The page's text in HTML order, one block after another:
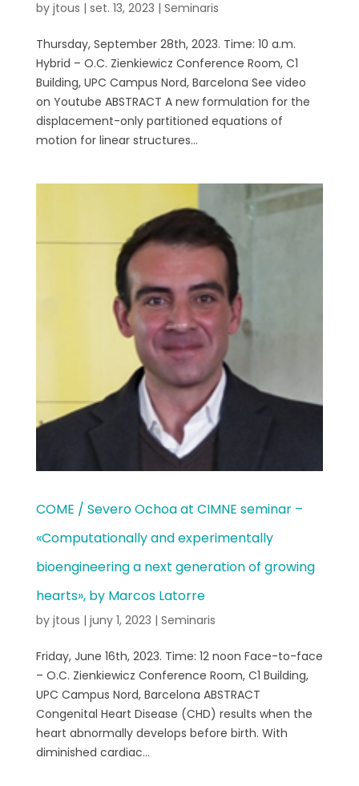
by jtous | set. 13, 2023 | Seminaris
Thursday, September 28th, 2023. Time: 10 a.m.
Hybrid – O.C. Zienkiewicz Conference Room, C1
Building, UPC Campus Nord, Barcelona See video
on Youtube ABSTRACT A new formulation for the
displacement-only partitioned equations of
motion for linear structures...
COME / Severo Ochoa at CIMNE seminar –
«Computationally and experimentally
bioengineering a next generation of growing
hearts», by Marcos Latorre
by jtous | juny 1, 2023 | Seminaris
Friday, June 16th, 2023. Time: 12 noon Face-to-face
– O.C. Zienkiewicz Conference Room, C1 Building,
UPC Campus Nord, Barcelona ABSTRACT
Congenital Heart Disease (CHD) results when the
heart abnormally develops before birth. With
diminished cardiac...